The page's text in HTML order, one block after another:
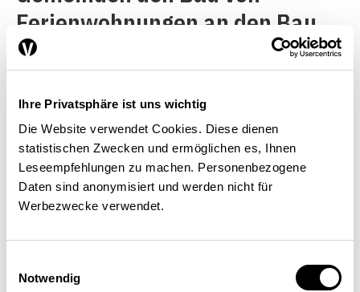
Ihre Privatsphäre ist uns wichtig
Die Website verwendet Cookies. Diese dienen
statistischen Zwecken und ermöglichen es, Ihnen
Leseempfehlungen zu machen. Personenbezogene
Daten sind anonymisiert und werden nicht für
Werbezwecke verwendet.
Notwendig
Ferienwohnungen an den Bau
von Mietwohnungen für
Einheimische geknüpft hatten.
Infolge der Herausforderungen
in der Tourismus- und
Baubranche und der daraus
folgenden Abwanderung stehen